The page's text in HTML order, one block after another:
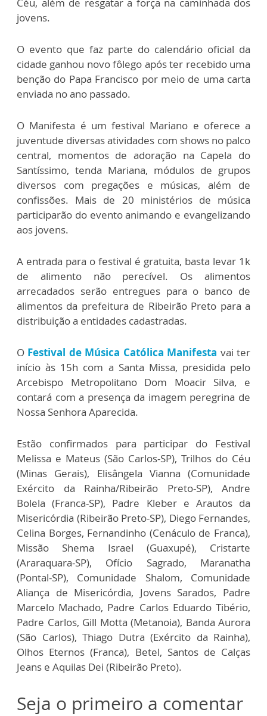
jovens.
O evento que faz parte do calendário oficial da
cidade ganhou novo fôlego após ter recebido uma
benção do Papa Francisco por meio de uma carta
enviada no ano passado.
O Manifesta é um festival Mariano e oferece a
juventude diversas atividades com shows no palco
central, momentos de adoração na Capela do
Santíssimo, tenda Mariana, módulos de grupos
diversos com pregações e músicas, além de
confissões. Mais de 20 ministérios de música
participarão do evento animando e evangelizando
aos jovens.
A entrada para o festival é gratuita, basta levar 1k
de alimento não perecível. Os alimentos
arrecadados serão entregues para o banco de
alimentos da prefeitura de Ribeirão Preto para a
distribuição a entidades cadastradas.
O Festival de Música Católica Manifesta vai ter
início às 15h com a Santa Missa, presidida pelo
Arcebispo Metropolitano Dom Moacir Silva, e
contará com a presença da imagem peregrina de
Nossa Senhora Aparecida.
Estão confirmados para participar do Festival
Melissa e Mateus (São Carlos-SP), Trilhos do Céu
(Minas Gerais), Elisângela Vianna (Comunidade
Exército da Rainha/Ribeirão Preto-SP), Andre
Bolela (Franca-SP), Padre Kleber e Arautos da
Misericórdia (Ribeirão Preto-SP), Diego Fernandes,
Celina Borges, Fernandinho (Cenáculo de Franca),
Missão Shema Israel (Guaxupé), Cristarte
(Araraquara-SP), Ofício Sagrado, Maranatha
(Pontal-SP), Comunidade Shalom, Comunidade
Aliança de Misericórdia, Jovens Sarados, Padre
Marcelo Machado, Padre Carlos Eduardo Tibério,
Padre Carlos, Gill Motta (Metanoia), Banda Aurora
(São Carlos), Thiago Dutra (Exército da Rainha),
Olhos Eternos (Franca), Betel, Santos de Calças
Jeans e Aquilas Dei (Ribeirão Preto).
Seja o primeiro a comentar